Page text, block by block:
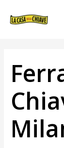
ARTICOLI